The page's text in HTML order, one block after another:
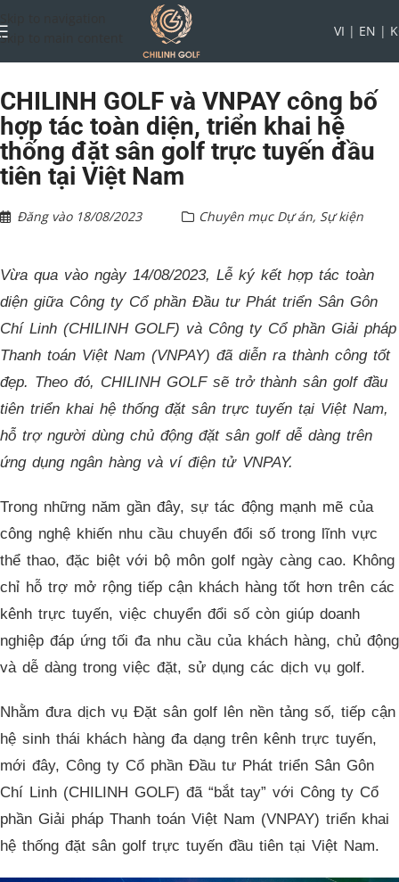
Skip to main content
VI | EN |
CHILINH GOLF và VNPAY công bố
hợp tác toàn diện, triển khai hệ
thống đặt sân golf trực tuyến đầu
tiên tại Việt Nam
Đăng vào 18/08/2023 Chuyên mục Dự án, Sự kiện
Vừa qua vào ngày 14/08/2023, Lễ ký kết hợp tác toàn
diện giữa Công ty Cổ phần Đầu tư Phát triển Sân Gôn
Chí Linh (CHILINH GOLF) và Công ty Cổ phần Giải pháp
Thanh toán Việt Nam (VNPAY) đã diễn ra thành công tốt
đẹp. Theo đó, CHILINH GOLF sẽ trở thành sân golf đầu
tiên triển khai hệ thống đặt sân trực tuyến tại Việt Nam,
hỗ trợ người dùng chủ động đặt sân golf dễ dàng trên
ứng dụng ngân hàng và ví điện tử VNPAY.
Trong những năm gần đây, sự tác động mạnh mẽ của
công nghệ khiến nhu cầu chuyển đổi số trong lĩnh vực
thể thao, đặc biệt với bộ môn golf ngày càng cao. Không
chỉ hỗ trợ mở rộng tiếp cận khách hàng tốt hơn trên các
kênh trực tuyến, việc chuyển đổi số còn giúp doanh
nghiệp đáp ứng tối đa nhu cầu của khách hàng, chủ động
và dễ dàng trong việc đặt, sử dụng các dịch vụ golf.
Nhằm đưa dịch vụ Đặt sân golf lên nền tảng số, tiếp cận
hệ sinh thái khách hàng đa dạng trên kênh trực tuyến,
mới đây, Công ty Cổ phần Đầu tư Phát triển Sân Gôn
Chí Linh (CHILINH GOLF) đã “bắt tay” với Công ty Cổ
phần Giải pháp Thanh toán Việt Nam (VNPAY) triển khai
hệ thống đặt sân golf trực tuyến đầu tiên tại Việt Nam.